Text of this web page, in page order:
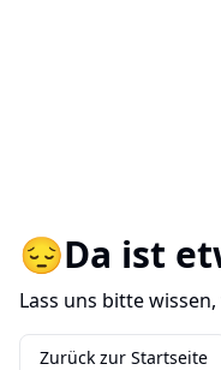
😔Da ist
Lass uns bitte
Zurück zur Startseite